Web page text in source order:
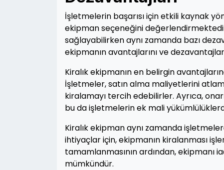
İşletmelerin başarısı için etkili kaynak
ekipman seçeneğini
sağlayabilirken aynı zamanda bazı
ekipmanın avantajlarını ve
Kiralık ekipmanın en belirgin
İşletmeler, satın alma maliyetlerini
kiralamayı tercih edebilirler. Ayrıca,
bu da işletmelerin ek mali
Kiralık ekipman aynı zamanda
ihtiyaçlar için, ekipmanın kiralanması
tamamlanmasının ardından,
mümkündür.